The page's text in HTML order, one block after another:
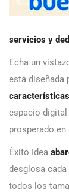
servicios y
Echa un
está diseñada
espacio digital
prosperado
Éxito Idea
desglosa
todos los